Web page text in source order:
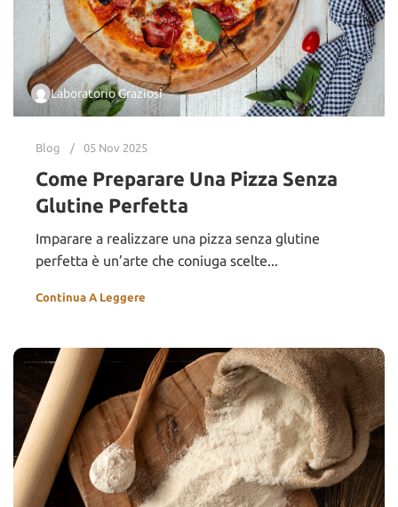
Laboratorio Graziosi
Blog 05 Nov 2025
Come Preparare Una Pizza Senza
Glutine Perfetta​
Imparare a realizzare una pizza senza glutine
perfetta è un’arte che coniuga scelte...
Continua A Leggere